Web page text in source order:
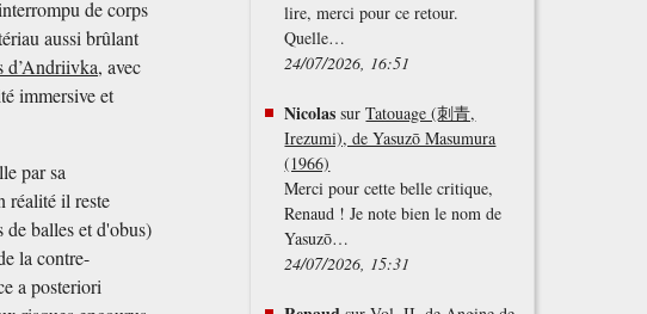
de corps
aussi brûlant
d’Andriivka, avec
immersive et
par sa
réalité il reste
de balles et d'obus)
la contre-
a posteriori
lire, merci pour ce retour.
Quelle…
24/07/2026, 16:51
Nicolas surTatouage (刺青,
Irezumi), de Yasuzō Masumura
(1966)
Merci pour cette belle critique,
Renaud ! Je note bien le nom de
Yasuzō…
24/07/2026, 15:31